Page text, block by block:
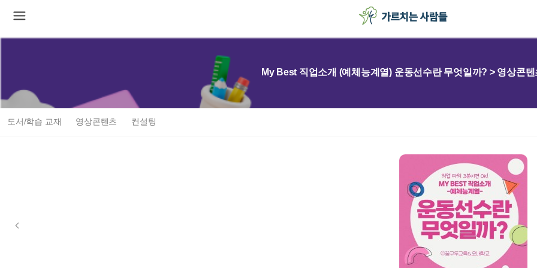
My Best 직업소개 (예체능계열) 운동선수란 무엇일까? > 영상콘텐
도서/학습 교재 영상콘텐츠 컨설팅